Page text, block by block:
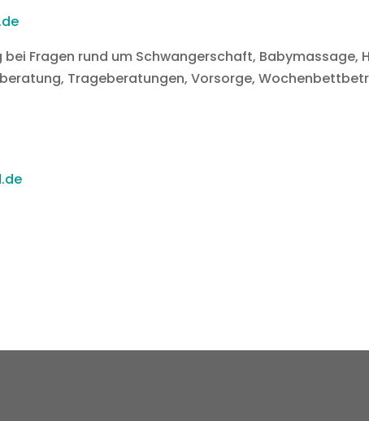
Fragen rund um Schwangerschaft, Babymassage,
Trageberatungen, Vorsorge,